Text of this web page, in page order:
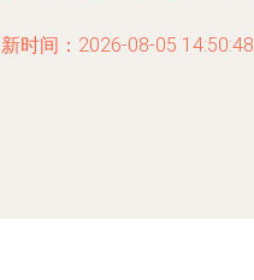
时间：2026-08-05 14:50:48